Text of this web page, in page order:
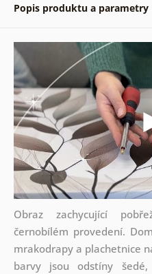
Popis produktu a parametry
Obraz zachycující
černobílém provedení.
mrakodrapy a plachetnice
barvy jsou odstíny